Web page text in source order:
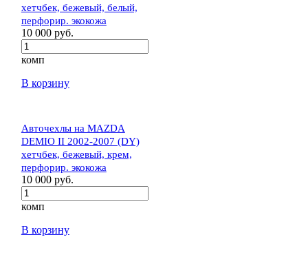
хетчбек, бежевый, белый,
перфорир. экокожа
10 000 руб.
комп
В корзину
Авточехлы на MAZDA
DEMIO II 2002-2007 (DY)
хетчбек, бежевый, крем,
перфорир. экокожа
10 000 руб.
комп
В корзину